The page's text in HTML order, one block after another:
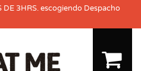
DE 3HRS. escogiendo Despacho